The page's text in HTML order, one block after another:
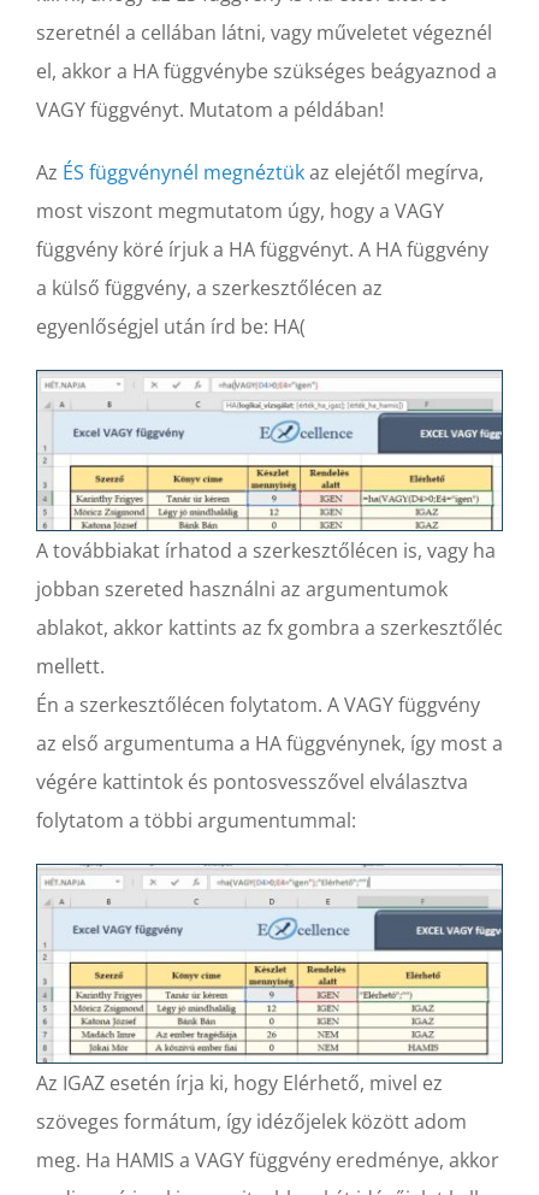
szeretnél a cellában látni, vagy műveletet végeznél
el, akkor a HA függvénybe szükséges beágyaznod a
VAGY függvényt. Mutatom a példában!
Az ÉS függvénynél megnéztükaz elejétől megírva,
most viszont megmutatom úgy, hogy a VAGY
függvény köré írjuk a HA függvényt. A HA függvény
a külső függvény, a szerkesztőlécen az
egyenlőségjel után írd be: HA(
A továbbiakat írhatod a szerkesztőlécen is, vagy ha
jobban szereted használni az argumentumok
ablakot, akkor kattints az fx gombra a szerkesztőléc
mellett.
Én a szerkesztőlécen folytatom. A VAGY függvény
az első argumentuma a HA függvénynek, így most a
végére kattintok és pontosvesszővel elválasztva
folytatom a többi argumentummal:
Az IGAZ esetén írja ki, hogy Elérhető, mivel ez
szöveges formátum, így idézőjelek között adom
meg. Ha HAMIS a VAGY függvény eredménye, akkor